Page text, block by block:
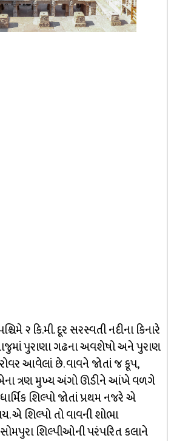
૨ કિ.મી. દૂર સરસ્વતી નદીના કિનારે
પુરાણા ગઢના અવશેષો અને પુરાણ
આવેલાં છે. વાવને જોતાં જ કૂપ,
એના ત્રણ મુખ્ય અંગો ઊડીને આંખે વળગે
શિલ્પો જોતાં પ્રથમ નજરે એ
એ શિલ્પો તો વાવની શોભા
સોમપુરા શિલ્પીઓની પરંપરિત કલાને